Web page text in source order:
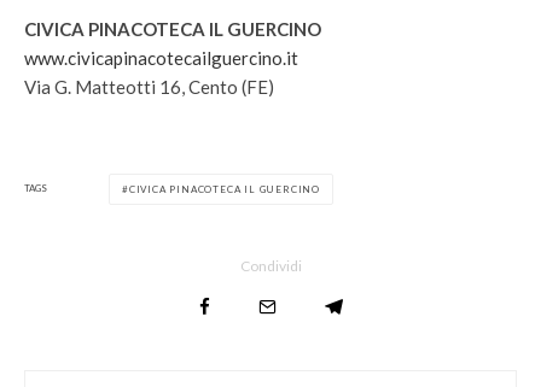
CIVICA PINACOTECA IL GUERCINO
www.civicapinacotecailguercino.it
Via G. Matteotti 16, Cento (FE)
TAGS CIVICA PINACOTECA IL GUERCINO
Condividi